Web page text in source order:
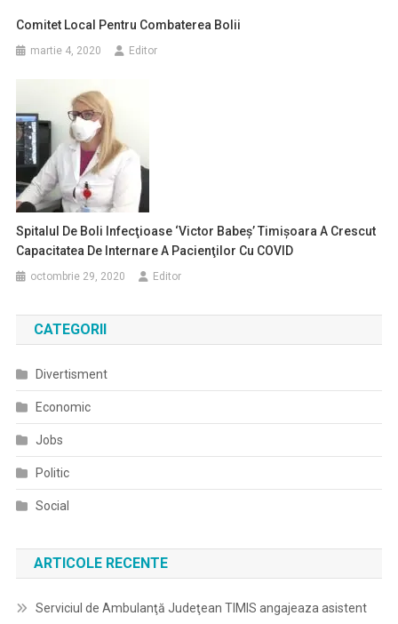
Comitet Local Pentru Combaterea Bolii
martie 4, 2020 Editor
Spitalul De Boli Infecţioase ‘Victor Babeş’ Timişoara A Crescut
Capacitatea De Internare A Pacienţilor Cu COVID
octombrie 29, 2020 Editor
CATEGORII
Divertisment
Economic
Jobs
Politic
Social
ARTICOLE RECENTE
Serviciul de Ambulanţă Judeţean TIMIS angajeaza asistent